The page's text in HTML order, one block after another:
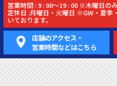
営業時間 : 9 : 00～19 : 00 ※木曜日の
定休日 :月曜日・火曜日 ※GW・夏季
いております。
店舗のアクセス・
営業時間などはこちら